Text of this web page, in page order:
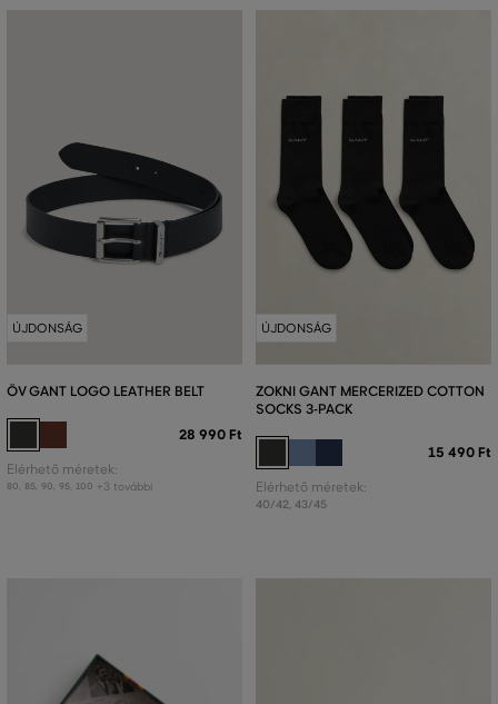
ÚJDONSÁG
ÖV GANT LOGO LEATHER BELT
28 990 Ft
Elérhető méretek:
80 85 90 95 100 +3 további
ÚJDONSÁG
ZOKNI GANT MERCERIZED COTTON
SOCKS 3-PACK
15 490 Ft
Elérhető méretek:
40/42, 43/45